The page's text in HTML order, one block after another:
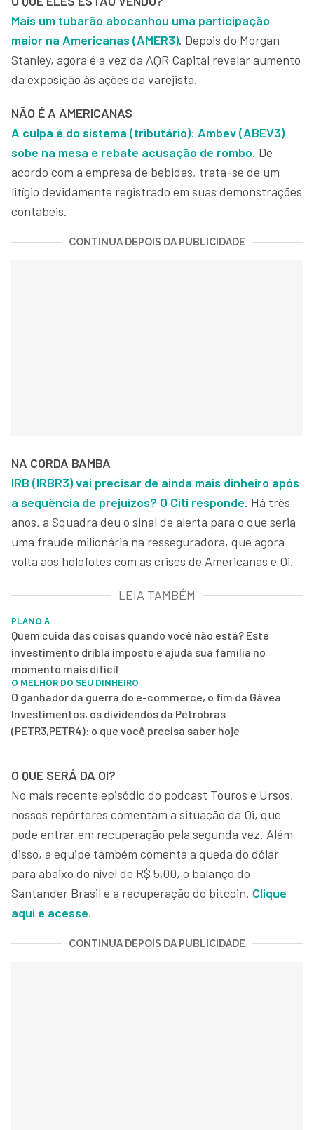
Mais um tubarão abocanhou uma participação
maior na Americanas (AMER3). Depois do Morgan
Stanley, agora é a vez da AQR Capital revelar aumento
da exposição às ações da varejista.
NÃO É A AMERICANAS
A culpa é do sistema (tributário): Ambev (ABEV3)
sobe na mesa e rebate acusação de rombo. De
acordo com a empresa de bebidas, trata-se de um
litígio devidamente registrado em suas demonstrações
contábeis.
CONTINUA DEPOIS DA PUBLICIDADE
NA CORDA BAMBA
IRB (IRBR3) vai precisar de ainda mais dinheiro após
a sequência de prejuízos? O Citi responde. Há três
anos, a Squadra deu o sinal de alerta para o que seria
uma fraude milionária na resseguradora, que agora
volta aos holofotes com as crises de Americanas e Oi.
LEIA TAMBÉM
PLANO A
Quem cuida das coisas quando você não está? Este
investimento dribla imposto e ajuda sua família no
momento mais difícil
O MELHOR DO SEU DINHEIRO
O ganhador da guerra do e-commerce, o fim da Gávea
Investimentos, os dividendos da Petrobras
(PETR3,PETR4): o que você precisa saber hoje
O QUE SERÁ DA OI?
No mais recente episódio do podcast Touros e Ursos,
nossos repórteres comentam a situação da Oi, que
pode entrar em recuperação pela segunda vez. Além
disso, a equipe também comenta a queda do dólar
para abaixo do nível de R$ 5,00, o balanço do
Santander Brasil e a recuperação do bitcoin. Clique
aqui e acesse.
CONTINUA DEPOIS DA PUBLICIDADE